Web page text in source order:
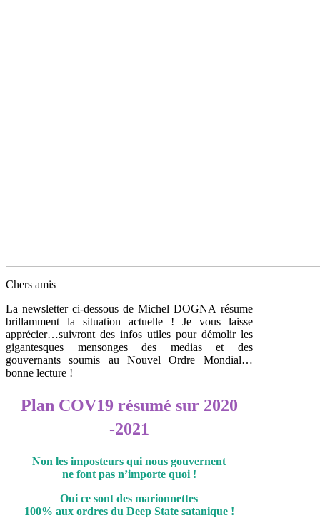
Chers amis
La newsletter ci-dessous de Michel DOGNA résume
brillamment la situation actuelle ! Je vous laisse
apprécier…suivront des infos utiles pour démolir les
gigantesques mensonges des medias et des
gouvernants soumis au Nouvel Ordre Mondial…
bonne lecture !
Plan COV19 résumé sur 2020
-2021
Non les imposteurs qui nous gouvernent
ne font pas n’importe quoi !
Oui ce sont des marionnettes
100% aux ordres du Deep State satanique !